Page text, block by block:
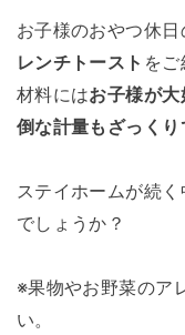
お子様のおやつ休
レンチトースト をご
材料にはお子様が
倒な計量もざっく
ステイホームが続
でしょうか？
※果物やお野菜のア
い。